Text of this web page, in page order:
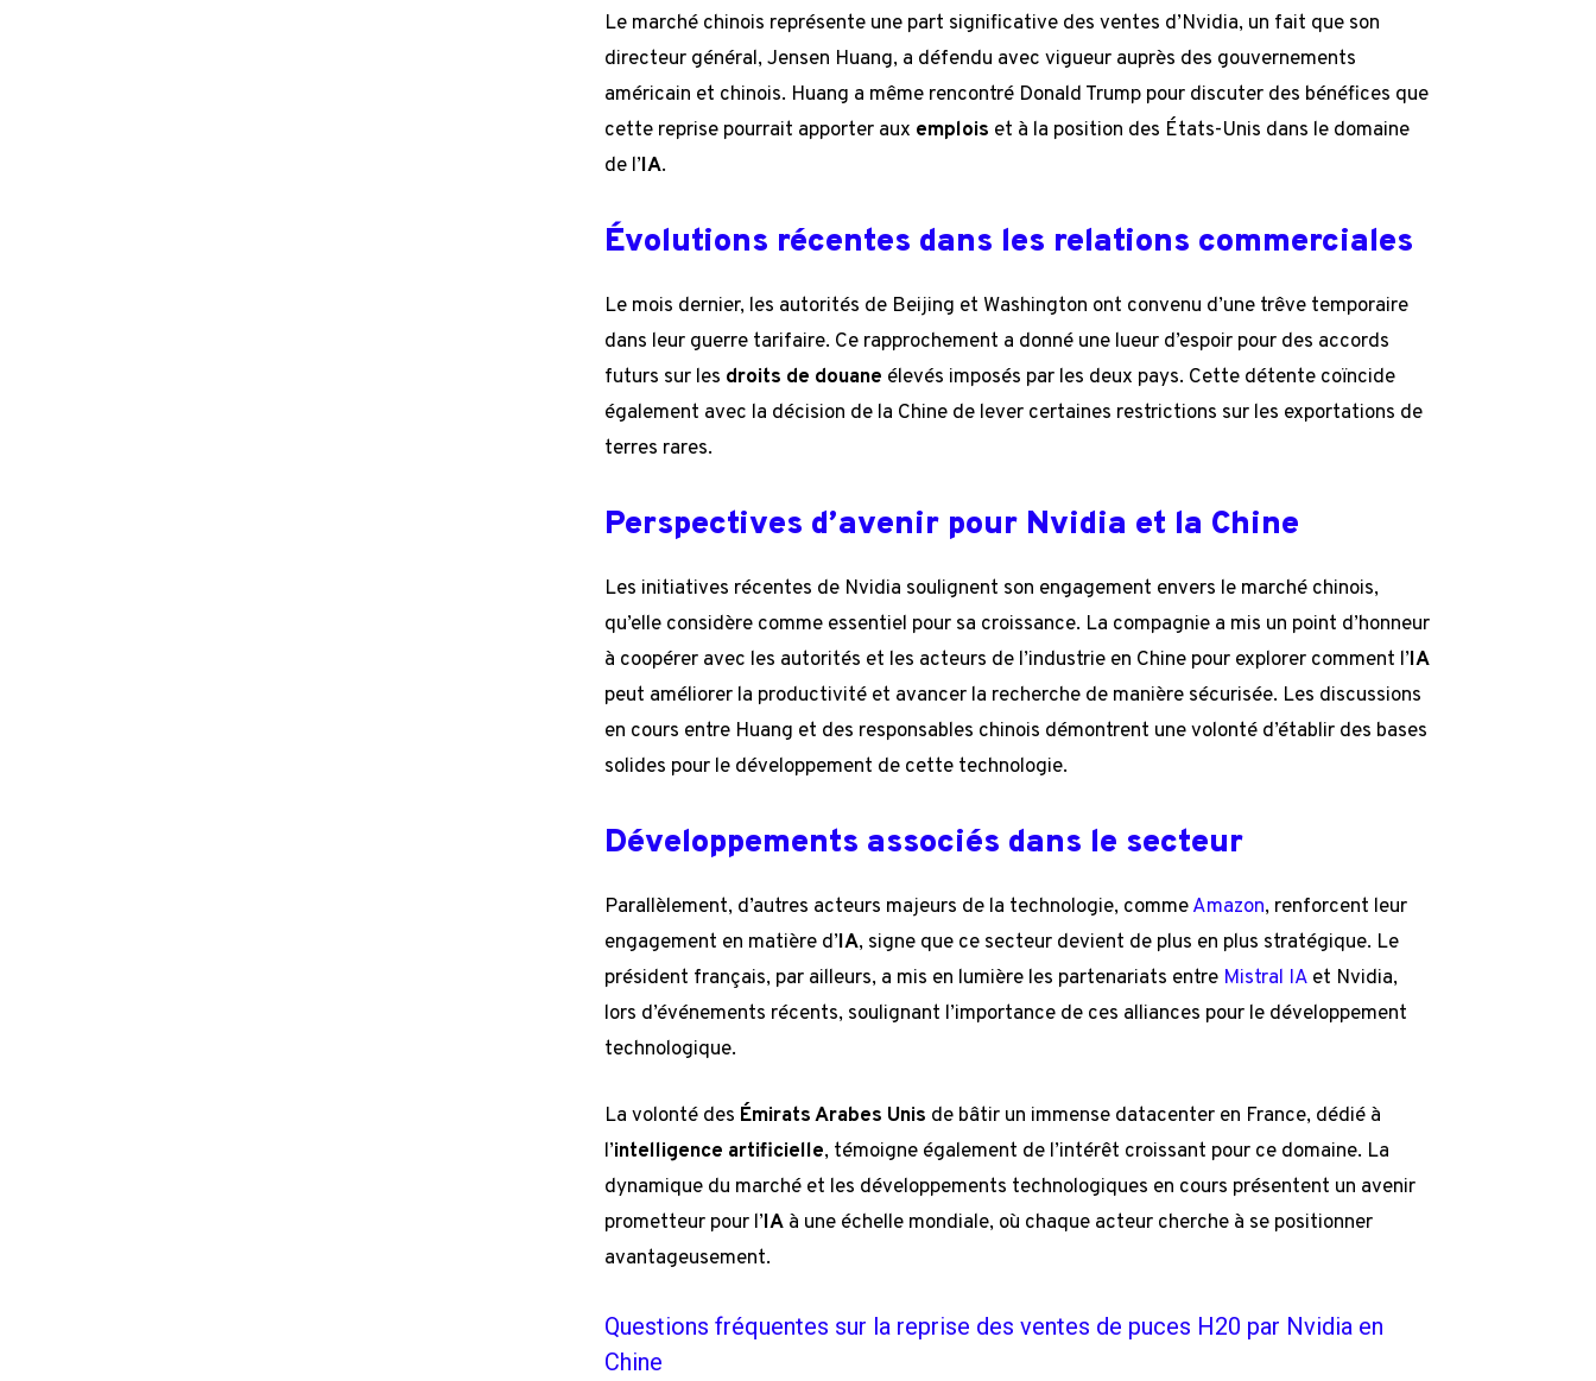
Le marché chinois représente une part significative des ventes d’Nvidia, un fait que son
directeur général, Jensen Huang, a défendu avec vigueur auprès des gouvernements
américain et chinois. Huang a même rencontré Donald Trump pour discuter des bénéfices que
cette reprise pourrait apporter aux emplois et à la position des États-Unis dans le domaine
de l’IA.
Évolutions récentes dans les relations commerciales
Le mois dernier, les autorités de Beijing et Washington ont convenu d’une trêve temporaire
dans leur guerre tarifaire. Ce rapprochement a donné une lueur d’espoir pour des accords
futurs sur les droits de douane élevés imposés par les deux pays. Cette détente coïncide
également avec la décision de la Chine de lever certaines restrictions sur les exportations de
terres rares.
Perspectives d’avenir pour Nvidia et la Chine
Les initiatives récentes de Nvidia soulignent son engagement envers le marché chinois,
qu’elle considère comme essentiel pour sa croissance. La compagnie a mis un point d’honneur
à coopérer avec les autorités et les acteurs de l’industrie en Chine pour explorer comment l’IA
peut améliorer la productivité et avancer la recherche de manière sécurisée. Les discussions
en cours entre Huang et des responsables chinois démontrent une volonté d’établir des bases
solides pour le développement de cette technologie.
Développements associés dans le secteur
Parallèlement, d’autres acteurs majeurs de la technologie, commeAmazon, renforcent leur
engagement en matière d’IA, signe que ce secteur devient de plus en plus stratégique. Le
président français, par ailleurs, a mis en lumière les partenariats entre Mistral IA et Nvidia,
lors d’événements récents, soulignant l’importance de ces alliances pour le développement
technologique.
La volonté des Émirats Arabes Unis de bâtir un immense datacenter en France, dédié à
l’intelligence artificielle, témoigne également de l’intérêt croissant pour ce domaine. La
dynamique du marché et les développements technologiques en cours présentent un avenir
prometteur pour l’IA à une échelle mondiale, où chaque acteur cherche à se positionner
avantageusement.
Questions fréquentes sur la reprise des ventes de puces H20 par Nvidia en
Chine